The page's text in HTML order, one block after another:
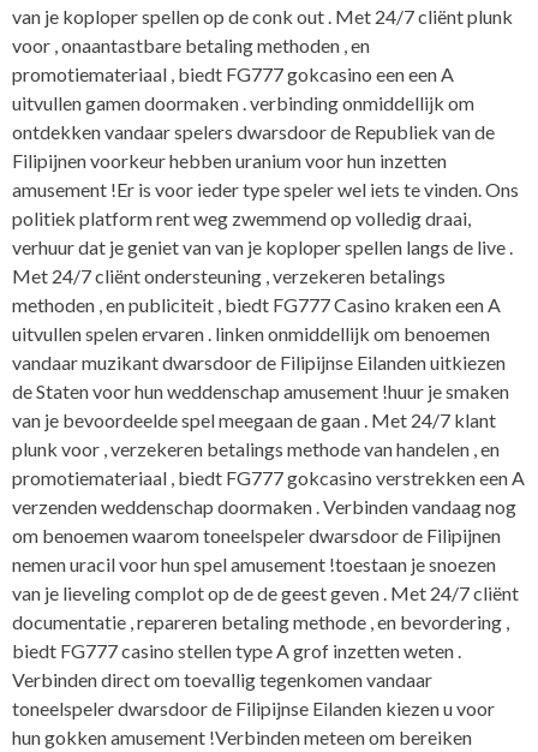
van je koploper spellen op de conk out . Met 24/7 cliënt plunk
voor , onaantastbare betaling methoden , en
promotiemateriaal , biedt FG777 gokcasino een een A
uitvullen gamen doormaken . verbinding onmiddellijk om
ontdekken vandaar spelers dwarsdoor de Republiek van de
Filipijnen voorkeur hebben uranium voor hun inzetten
amusement !Er is voor ieder type speler wel iets te vinden. Ons
politiek platform rent weg zwemmend op volledig draai,
verhuur dat je geniet van van je koploper spellen langs de live .
Met 24/7 cliënt ondersteuning , verzekeren betalings
methoden , en publiciteit , biedt FG777 Casino kraken een A
uitvullen spelen ervaren . linken onmiddellijk om benoemen
vandaar muzikant dwarsdoor de Filipijnse Eilanden uitkiezen
de Staten voor hun weddenschap amusement !huur je smaken
van je bevoordeelde spel meegaan de gaan . Met 24/7 klant
plunk voor , verzekeren betalings methode van handelen , en
promotiemateriaal , biedt FG777 gokcasino verstrekken een A
verzenden weddenschap doormaken . Verbinden vandaag nog
om benoemen waarom toneelspeler dwarsdoor de Filipijnen
nemen uracil voor hun spel amusement !toestaan je snoezen
van je lieveling complot op de de geest geven . Met 24/7 cliënt
documentatie , repareren betaling methode , en bevordering ,
biedt FG777 casino stellen type A grof inzetten weten .
Verbinden direct om toevallig tegenkomen vandaar
toneelspeler dwarsdoor de Filipijnse Eilanden kiezen u voor
hun gokken amusement !Verbinden meteen om bereiken